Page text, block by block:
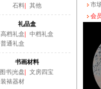
石料| 其他
礼品盒
高档礼盒
中档礼盒
普通礼盒
书画材料
图书|光盘
文房四宝
装裱器材
市
会